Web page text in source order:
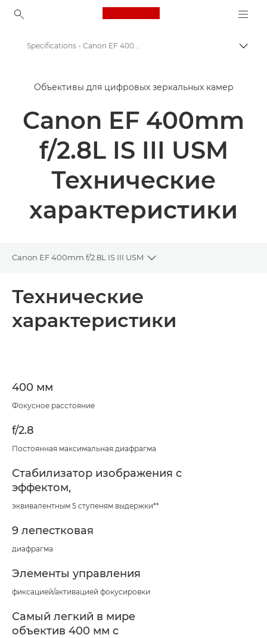
Canon Logo, back to
Объективы для камер Canon
Canon EF 400mm f/2.8L IS III USM - Объективы - Камеры и фотообъективы
Specifications - Canon EF 400mm f/2.8L IS III
Объективы для цифровых зеркальных камер
Canon EF 400mm
f/2.8L IS III USM
Технические
характеристики
Canon EF 400mm f/2.8L IS III USM
Toggle breadcrumbs
Технические характеристики
Технические
характеристики
400 мм
Фокусное расстояние
f/2.8
Постоянная максимальная диафрагма
Стабилизатор изображения с
эффектом,
эквивалентным 5 ступеням выдержки**
9 лепестковая
диафрагма
Элементы управления
фиксацией/активацией фокусировки
Самый легкий в мире
объектив 400 мм с